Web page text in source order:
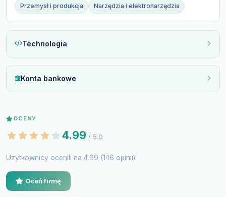
Przemysł i produkcja Narzędzia i elektronarzędzia
Technologia
Konta bankowe
OCENY
4.99 / 5.0
Uzytkownicy ocenili na 4.99 (146 opinii).
Oceń firmę